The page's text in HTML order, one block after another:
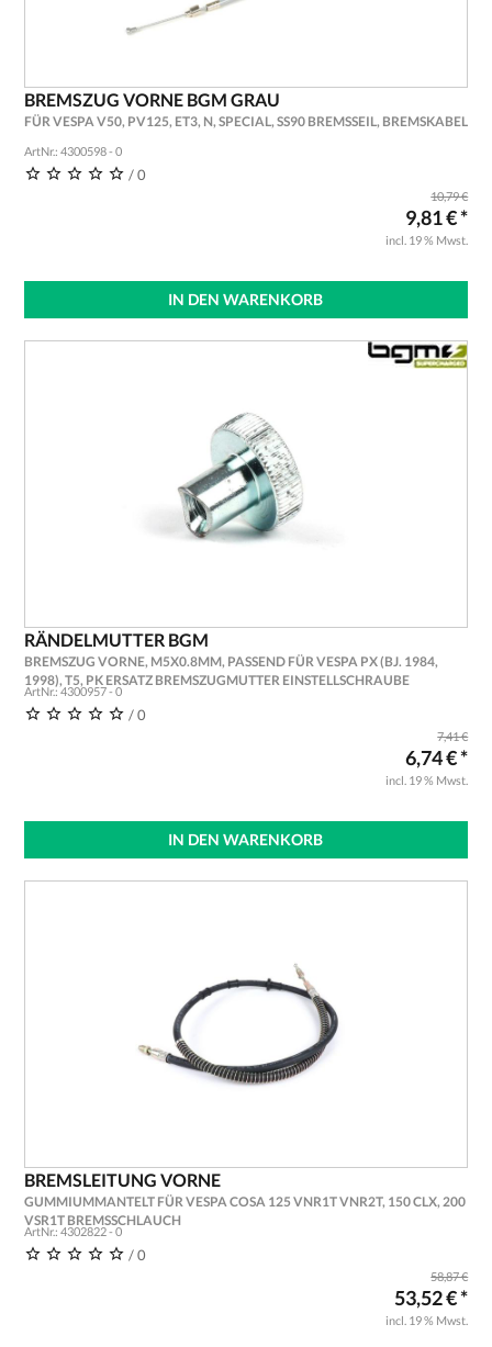
BREMSZUG VORNE BGM GRAU
FÜR VESPA V50, PV125, ET3, N, SPECIAL, SS90 BREMSSEIL, BREMSKABEL
ArtNr.: 4300598 - 0
/ 0
10,79 €
9,81 € *
incl. 19 % Mwst.
IN DEN WARENKORB
RÄNDELMUTTER BGM
BREMSZUG VORNE, M5X0.8MM, PASSEND FÜR VESPA PX (BJ. 1984,
1998), T5, PK ERSATZ BREMSZUGMUTTER EINSTELLSCHRAUBE
ArtNr.: 4300957 - 0
/ 0
7,41 €
6,74 € *
incl. 19 % Mwst.
IN DEN WARENKORB
BREMSLEITUNG VORNE
GUMMIUMMANTELT FÜR VESPA COSA 125 VNR1T VNR2T, 150 CLX, 200
VSR1T BREMSSCHLAUCH
ArtNr.: 4302822 - 0
/ 0
58,87 €
53,52 € *
incl. 19 % Mwst.